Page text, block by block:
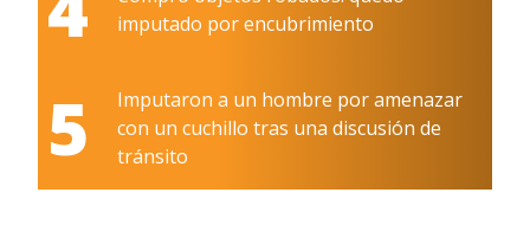
imputado por encubrimiento
5
Imputaron a un hombre por amenazar
con un cuchillo tras una discusión de
tránsito